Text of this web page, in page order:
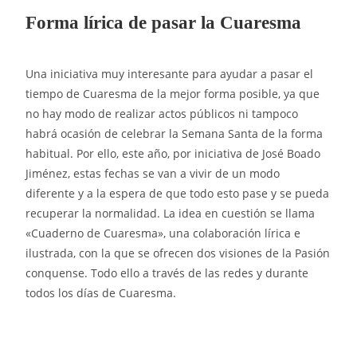
Forma lírica de pasar la Cuaresma
Una iniciativa muy interesante para ayudar a pasar el
tiempo de Cuaresma de la mejor forma posible, ya que
no hay modo de realizar actos públicos ni tampoco
habrá ocasión de celebrar la Semana Santa de la forma
habitual. Por ello, este año, por iniciativa de José Boado
Jiménez, estas fechas se van a vivir de un modo
diferente y a la espera de que todo esto pase y se pueda
recuperar la normalidad. La idea en cuestión se llama
«Cuaderno de Cuaresma», una colaboración lírica e
ilustrada, con la que se ofrecen dos visiones de la Pasión
conquense. Todo ello a través de las redes y durante
todos los días de Cuaresma.